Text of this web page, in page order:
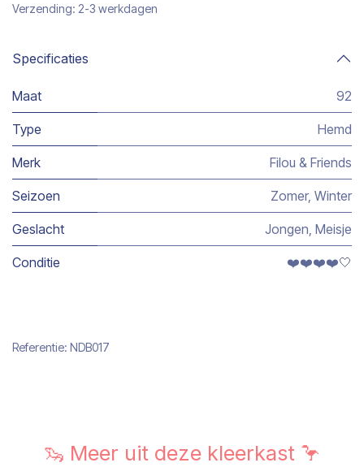
Verzending: 2-3 werkdagen
Specificaties
Maat 92
Type Hemd
Merk Filou & Friends
Seizoen Zomer, Winter
Geslacht Jongen, Meisje
Conditie ❤️❤️❤️❤️🤍
Referentie: NDB017
🦦 Meer uit deze kleerkast 🦩